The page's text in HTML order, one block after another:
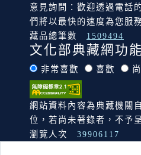
意見詢問：歡迎透過電話
們將以最快的速度為您服
藏品總筆數
1509494
文化部典藏網功
非常喜歡 喜歡
網站資料內容為典藏機關
位，若尚未著錄者，不予
瀏覽人次
39906117